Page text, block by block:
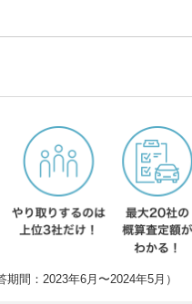
間：2023年6月〜2024年5月）